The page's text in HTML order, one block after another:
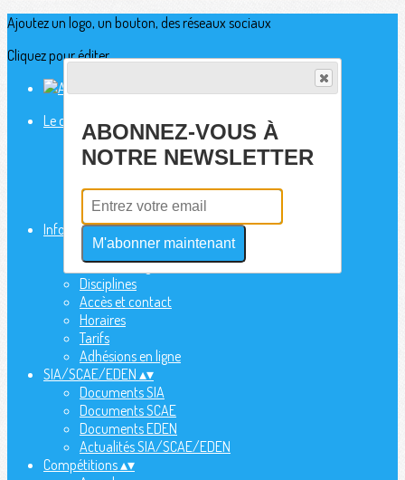
Ajoutez un logo, un bouton, des réseaux sociaux
Cliquez pour éditer
Le club ▴ ▾
Présentation du club
L'équipe
Sondages
Partenaires
Infos utiles▴▾
Sécurité
Statuts - Réglement
Disciplines
Accès et contact
Horaires
Tarifs
Adhésions en ligne
SIA/SCAE/EDEN ▴▾
Documents SIA
Documents SCAE
Documents EDEN
Actualités SIA/SCAE/EDEN
Compétitions▴▾
ABONNEZ-VOUS À
NOTRE NEWSLETTER
M'abonner maintenant